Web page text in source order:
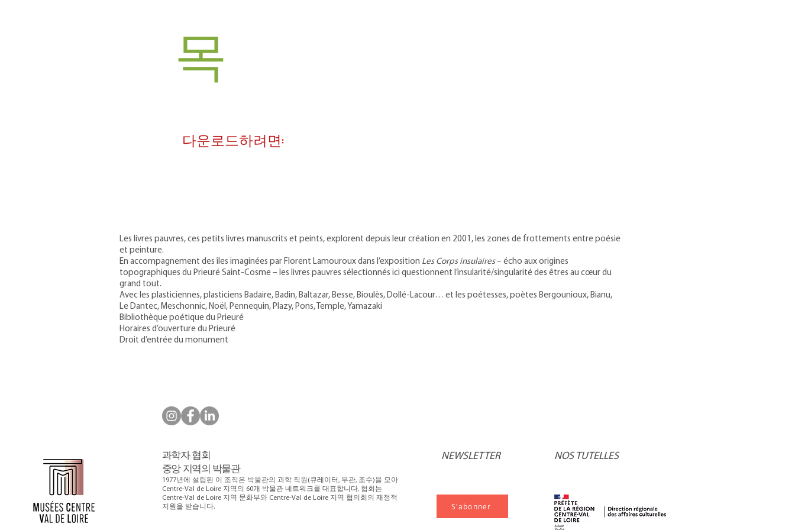
목
다운로드하려면:
Les livres pauvres, ces petits livres manuscrits et peints, explorent depuis leur création en 2001, les zones de frottements entre poésie
et peinture.
En accompagnement des îles imaginées par Florent Lamouroux dans l’exposition Les Corps insulaires– écho aux origines
topographiques du Prieuré Saint-Cosme – les livres pauvres sélectionnés ici questionnent l’insularité/singularité des êtres au cœur du
grand tout.
Avec les plasticiennes, plasticiens Badaire, Badin, Baltazar, Besse, Bioulès, Dollé-Lacour… et les poétesses, poètes Bergounioux, Bianu,
Le Dantec, Meschonnic, Noël, Pennequin, Plazy, Pons, Temple, Yamazaki
Bibliothèque poétique du Prieuré
Horaires d’ouverture du Prieuré
Droit d’entrée du monument
과학자 협회
중앙 지역의 박물관
1977년에 설립된 이 조직은 박물관의 과학 직원(큐레이터, 무관, 조수)을 모아
Centre-Val de Loire 지역의 60개 박물관 네트워크를 대표합니다. 협회는
Centre-Val de Loire 지역 문화부와 Centre-Val de Loire 지역 협의회의 재정적
지원을 받습니다.
NEWSLETTER
S'abonner
NOS TUTELLES